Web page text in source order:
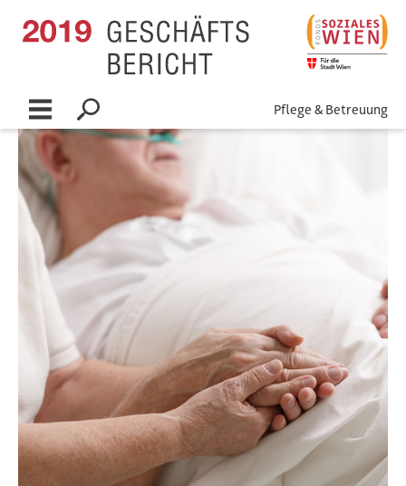
Link zu StartseiteLink zu Startseite
Pflege & Betreuung